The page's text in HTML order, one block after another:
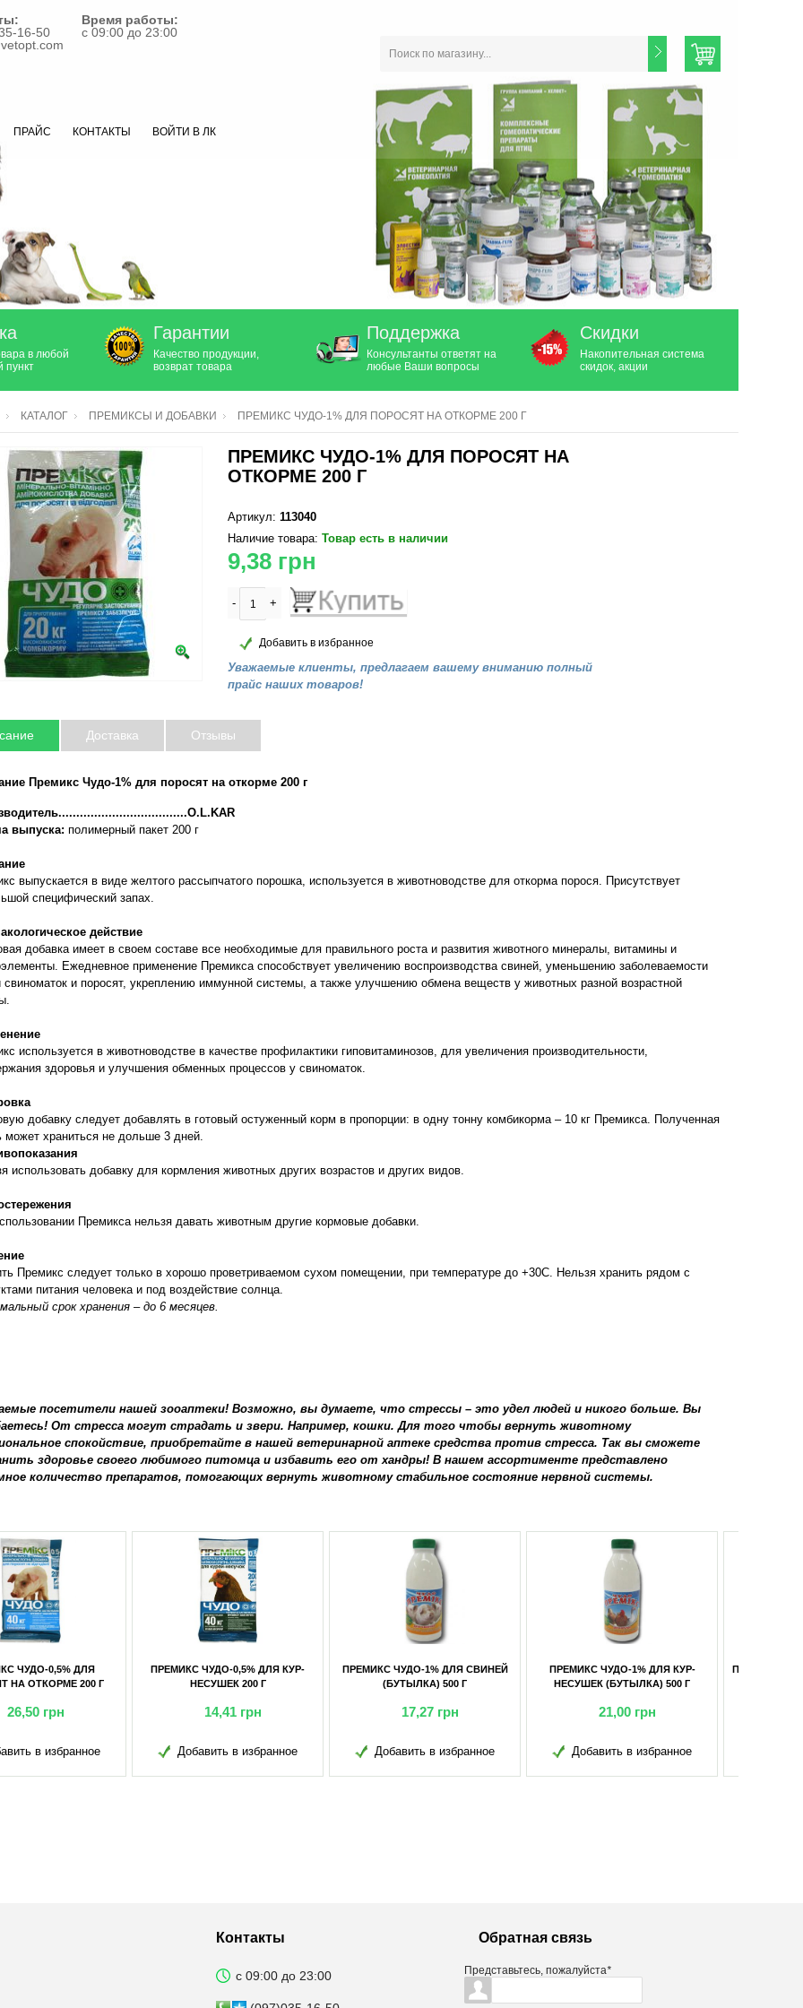
16-50
Время работы:
с 09:00 до 23:00
ПРАЙС КОНТАКТЫ ВОЙТИ В ЛК
в любой
пункт
Гарантии
Качество продукции,
возврат товара
Поддержка
Консультанты ответят на
любые Ваши вопросы
Скидки
Накопительная система
скидок, акции
КАТАЛОГ ПРЕМИКСЫ И ДОБАВКИ ПРЕМИКС ЧУДО-1% ДЛЯ ПОРОСЯТ НА ОТКОРМЕ 200 Г
ПРЕМИКС ЧУДО-1% ДЛЯ ПОРОСЯТ НА
ОТКОРМЕ 200 Г
Артикул: 113040
Наличие товара: Товар есть в наличии
9,38 грн
- +
Добавить в избранное
Уважаемые клиенты, предлагаем вашему вниманию полный
прайс наших товаров!
Доставка Отзывы
Премикс Чудо-1% для поросят на откорме 200 г
выпуска: полимерный пакет 200 г
выпускается в виде желтого рассыпчатого порошка, используется в животноводстве для откорма порося. Присутствует
специфический запах.
действие
добавка имеет в своем составе все необходимые для правильного роста и развития животного минералы, витамины и
Ежедневное применение Премикса способствует увеличению воспроизводства свиней, уменьшению заболеваемости
свиноматок и поросят, укреплению иммунной системы, а также улучшению обмена веществ у животных разной возрастной
используется в животноводстве в качестве профилактики гиповитаминозов, для увеличения производительности,
здоровья и улучшения обменных процессов у свиноматок.
добавку следует добавлять в готовый остуженный корм в пропорции: в одну тонну комбикорма – 10 кг Премикса. Полученная
может храниться не дольше 3 дней.
использовать добавку для кормления животных других возрастов и других видов.
Премикса нельзя давать животным другие кормовые добавки.
Премикс следует только в хорошо проветриваемом сухом помещении, при температуре до +30С. Нельзя хранить рядом с
питания человека и под воздействие солнца.
срок хранения – до 6 месяцев.
посетители нашей зооаптеки! Возможно, вы думаете, что стрессы – это удел людей и никого больше. Вы
От стресса могут страдать и звери. Например, кошки. Для того чтобы вернуть животному
спокойствие, приобретайте в нашей ветеринарной аптеке средства против стресса. Так вы сможете
здоровье своего любимого питомца и избавить его от хандры! В нашем ассортименте представлено
количество препаратов, помогающих вернуть животному стабильное состояние нервной системы.
ЧУДО-0,5% ДЛЯ КУР-
НЕСУШЕК 200 Г
14,41 грн
в избранное
ПРЕМИКС ЧУДО-1% ДЛЯ СВИНЕЙ
(БУТЫЛКА) 500 Г
17,27 грн
Добавить в избранное
ПРЕМИКС ЧУДО-1% ДЛЯ КУР-
НЕСУШЕК (БУТЫЛКА) 500 Г
21,00 грн
Добавить в избранное
ПРЕМИКС ЧУДО-1% ДЛЯ ПОРОСЯТ
НА ОТКОРМЕ 400 Г
34,00 грн
Добавить в избранное
Контакты
с 09:00 до 23:00
Обратная связь
Представьтесь, пожалуйста*